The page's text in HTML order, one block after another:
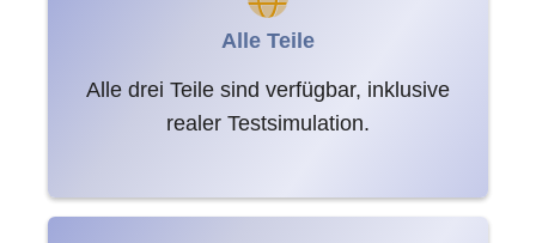
Alle Teile
Alle drei Teile sind verfügbar, inklusive
realer Testsimulation.